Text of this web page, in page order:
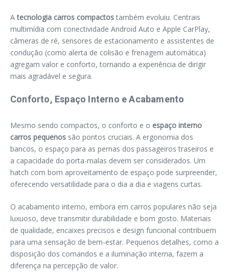
Atecnologia carros compactostambém evoluiu. Centrais
multimídia com conectividade Android Auto e Apple CarPlay,
câmeras de ré, sensores de estacionamento e assistentes de
condução (como alerta de colisão e frenagem automática)
agregam valor e conforto, tornando a experiência de dirigir
mais agradável e segura.
Conforto, Espaço Interno e Acabamento
Mesmo sendo compactos, o conforto e o espaço interno
carros pequenos são pontos cruciais. A ergonomia dos
bancos, o espaço para as pernas dos passageiros traseiros e
a capacidade do porta-malas devem ser considerados. Um
hatch com bom aproveitamento de espaço pode surpreender,
oferecendo versatilidade para o dia a dia e viagens curtas.
O acabamento interno, embora em carros populares não seja
luxuoso, deve transmitir durabilidade e bom gosto. Materiais
de qualidade, encaixes precisos e design funcional contribuem
para uma sensação de bem-estar. Pequenos detalhes, como a
disposição dos comandos e a iluminação interna, fazem a
diferença na percepção de valor.